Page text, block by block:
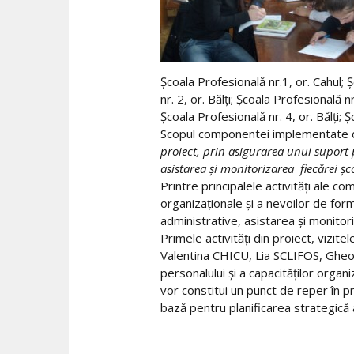
Şcoala Profesională nr.1, or. Cahul;
nr. 2, or. Bălţi; Şcoala Profesională
Şcoala Profesională nr. 4, or. Bălţi;
Scopul componentei implementate
proiect, prin asigurarea unui suport
asistarea şi monitorizarea fiecărei
Printre principalele activităţi ale
organizaţionale şi a nevoilor de
administrative, asistarea şi
Primele activităţi din proiect,
Valentina CHICU, Lia SCLIFOS,
personalului şi a capacităţilor
vor constitui un punct de reper în
bază pentru planificarea